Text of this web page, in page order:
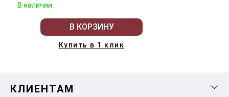
В наличии
В КОРЗИНУ
Купить в 1 клик
КЛИЕНТАМ